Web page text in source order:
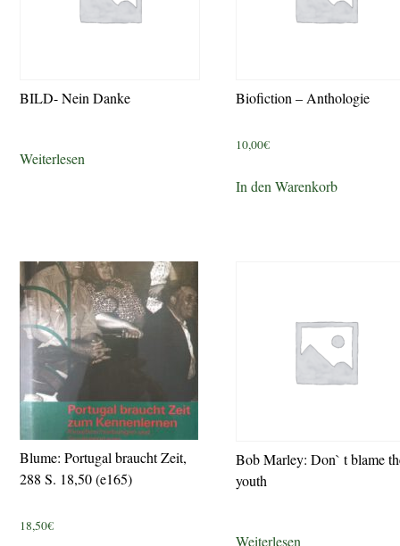
BILD- Nein Danke
Weiterlesen
Biofiction – Anthologie
10,00€
In den Warenkorb
Blume: Portugal braucht Zeit,
288 S. 18,50 (e165)
18,50€
Bob Marley: Don` t blame
youth
Weiterlesen